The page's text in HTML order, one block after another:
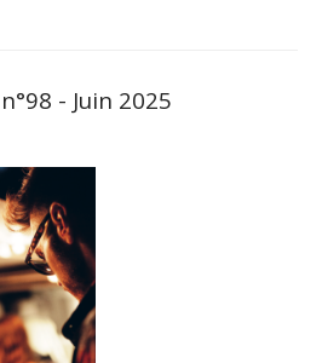
- Juin 2025